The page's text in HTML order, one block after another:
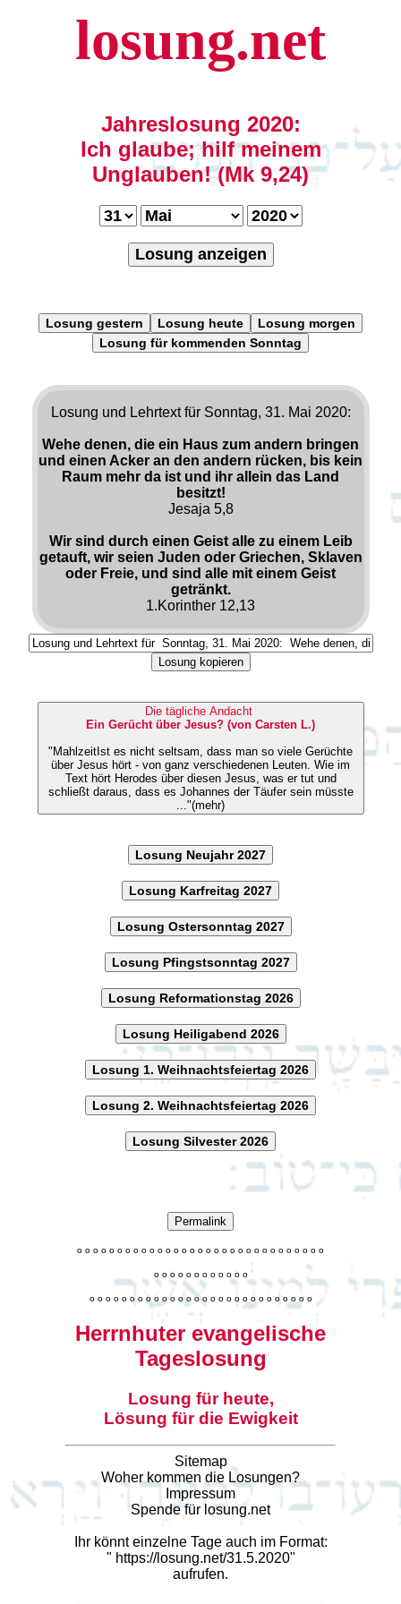
losung.net
Jahreslosung 2020:
Ich glaube; hilf meinem
Unglauben! (Mk 9,24)
Losung anzeigen
Losung gestern Losung heute
Losung morgen
Losung für kommenden Sonntag
Losung und Lehrtext für Sonntag, 31. Mai 2020:
Wehe denen, die ein Haus zum andern bringen
und einen Acker an den andern rücken, bis kein
Raum mehr da ist und ihr allein das Land
besitzt!
Jesaja 5,8
Wir sind durch einen Geist alle zu einem Leib
getauft, wir seien Juden oder Griechen, Sklaven
oder Freie, und sind alle mit einem Geist
getränkt.
1.Korinther 12,13
Losung kopieren
Die tägliche Andacht
Ein Gerücht über Jesus? (von Carsten L.)
"MahlzeitIst es nicht seltsam, dass man so viele Gerüchte
über Jesus hört - von ganz verschiedenen Leuten. Wie im
Text hört Herodes über diesen Jesus, was er tut und
schließt daraus, dass es Johannes der Täufer sein müsste
..."(mehr)
Losung Neujahr 2027
Losung Karfreitag 2027
Losung Ostersonntag 2027
Losung Pfingstsonntag 2027
Losung Reformationstag 2026
Losung Heiligabend 2026
Losung 1. Weihnachtsfeiertag 2026
Losung 2. Weihnachtsfeiertag 2026
Losung Silvester 2026
Permalink
o o o o o o o o o o o o o o o o o o o o o o o o o o o o o o o
o o o o o o o o o o o o
o o o o o o o o o o o o o o o o o o o o o o o o o o o o
Herrnhuter evangelische
Tageslosung
Losung für heute,
Lösung für die Ewigkeit
Sitemap
Woher kommen die Losungen?
Impressum
Spende für losung.net
Ihr könnt einzelne Tage auch im Format:
" https://losung.net/31.5.2020"
aufrufen.